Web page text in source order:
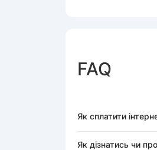
FAQ
Як сплатити
Як дізнатись чи